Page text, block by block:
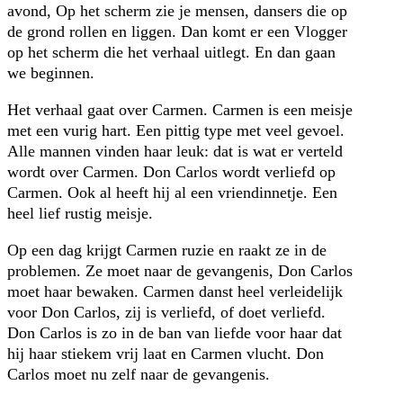
avond, Op het scherm zie je mensen, dansers die op
de grond rollen en liggen. Dan komt er een Vlogger
op het scherm die het verhaal uitlegt. En dan gaan
we beginnen.
Het verhaal gaat over Carmen. Carmen is een meisje
met een vurig hart. Een pittig type met veel gevoel.
Alle mannen vinden haar leuk: dat is wat er verteld
wordt over Carmen. Don Carlos wordt verliefd op
Carmen. Ook al heeft hij al een vriendinnetje. Een
heel lief rustig meisje.
Op een dag krijgt Carmen ruzie en raakt ze in de
problemen. Ze moet naar de gevangenis, Don Carlos
moet haar bewaken. Carmen danst heel verleidelijk
voor Don Carlos, zij is verliefd, of doet verliefd.
Don Carlos is zo in de ban van liefde voor haar dat
hij haar stiekem vrij laat en Carmen vlucht. Don
Carlos moet nu zelf naar de gevangenis.